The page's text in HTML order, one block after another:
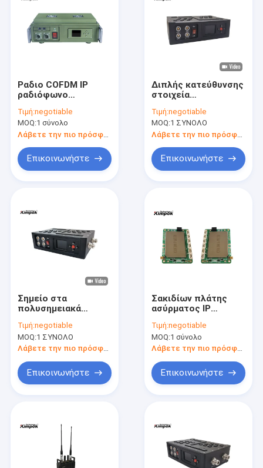
Προϊόντα
Ραδιο COFDM IP
ραδιόφωνο
αποστολής σημάτων
FDD με το σύνολο
δύναμης 30W RF -
διπλά στοιχεία -
σύνδεση
Τιμή:negotiable
MOQ:1 σύνολο
Λάβετε την πιο πρόσφατη τιμή
Επικοινωνήστε
Διπλής κατεύθυνσης
στοιχεία
ρευμάτων FDD
COFDM IP
βισμουθίου
κατευθυντικά
τηλεοπτικά -
σύνδεση
Τιμή:negotiable
MOQ:1 ΣΥΝΟΛΟ
Επικοινωνήστε
Σημείο στα
πολυσημειακά
ρευμάτων HD -
σύνδεση FDD COFDM
300-1400MHz
Τιμή:negotiable
MOQ:1 ΣΥΝΟΛΟ
Λάβετε την πιο πρόσφατη τιμή
Επικοινωνήστε
Σακιδίων πλάτης
ασύρματος IP
ΧΩΡΊΣ ΆΜΕΣΗ
ΟΡΑΤΌΤΗΤΑ
πομποδέκτης
ενότητας ραδιο
Τιμή:negotiable
MOQ:1 σύνολο
Λάβετε την πιο πρόσφατη τιμή
Επικοινωνήστε